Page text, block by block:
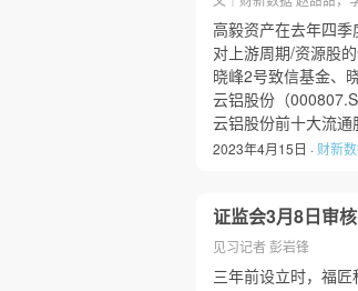
高毅资产在去年四季
对上游周期/资源股
晓峰2号致信基金、
云铝股份（
云铝股份前十大流
2023年4月15日 · 财新
证监会3月8日审
见习记者 彭岩锋
三年前设立时，福